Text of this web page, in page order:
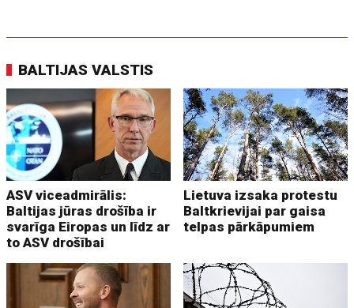
BALTIJAS VALSTIS
ASV viceadmirālis:
Baltijas jūras drošība ir
svarīga Eiropas un līdz ar
to ASV drošībai
Lietuva izsaka protestu
Baltkrievijai par gaisa
telpas pārkāpumiem